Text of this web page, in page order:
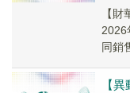
【
2026
同銷
【